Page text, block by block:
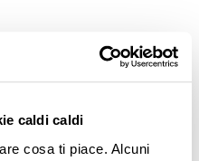
caldi caldi
cosa ti piace. Alcuni